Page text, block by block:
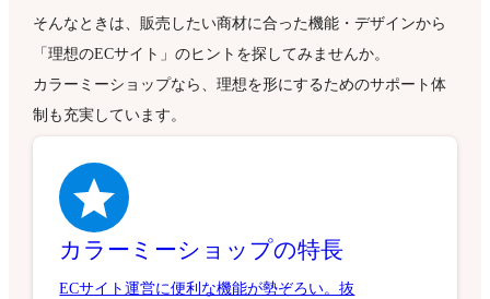
そんなときは、販売したい商材に合った機能・デザインから
「理想のECサイト」のヒントを探してみませんか。
カラーミーショップなら、理想を形にするためのサポート体
制も充実しています。
カラーミーショップの特長
ECサイト運営に便利な機能が勢ぞろい。抜